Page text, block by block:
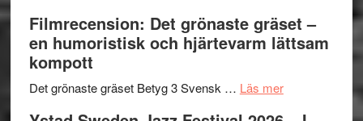
nya
titlar
årets
Shahab
Mehrabi
Filmstadens
Filmrecension: Det grönaste gräset –
en humoristisk och hjärtevarm lättsam
kompott
Det grönaste gräset Betyg 3 Svensk … Läs merom